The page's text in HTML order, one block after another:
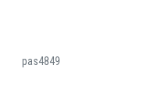
pas4849